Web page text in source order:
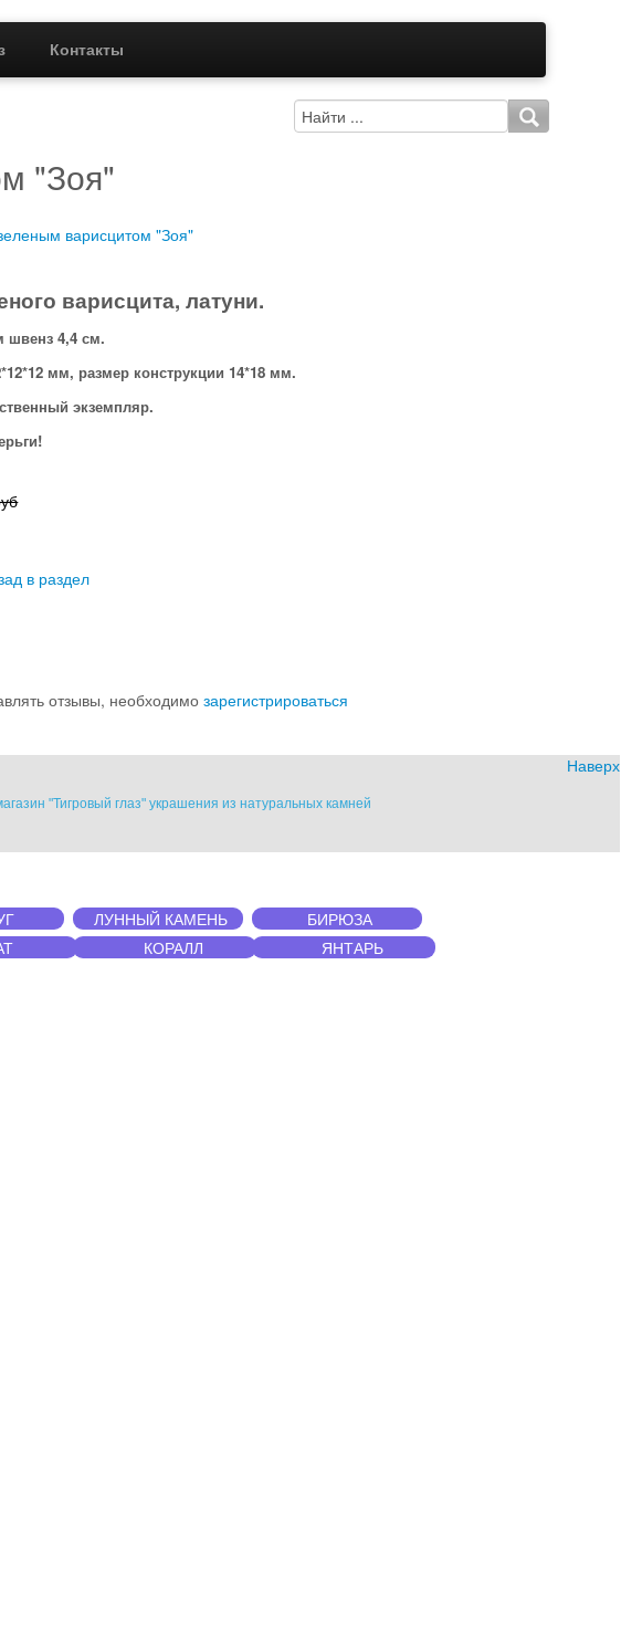
Контакты
"Зоя"
варисцитом "Зоя"
варисцита, латуни.
швенз 4,4 см.
мм, размер конструкции 14*18 мм.
экземпляр.
в раздел
отзывы, необходимозарегистрироваться
Наверх
"Тигровый глаз" украшения из натуральных камней
ЛУННЫЙ КАМЕНЬ
БИРЮЗА
КОРАЛЛ ЯНТАРЬ